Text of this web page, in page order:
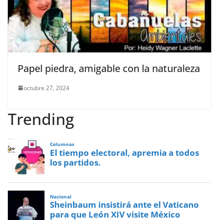
Papel piedra, amigable con la naturaleza
octubre 27, 2024
Trending